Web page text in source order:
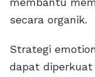
secara organik.
Strategi
dapat diperkuat